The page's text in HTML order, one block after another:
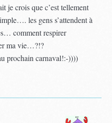
je crois que c’est tellement
les gens s’attendent à
comment respirer
ma vie…?!?
prochain carnaval!:-))))